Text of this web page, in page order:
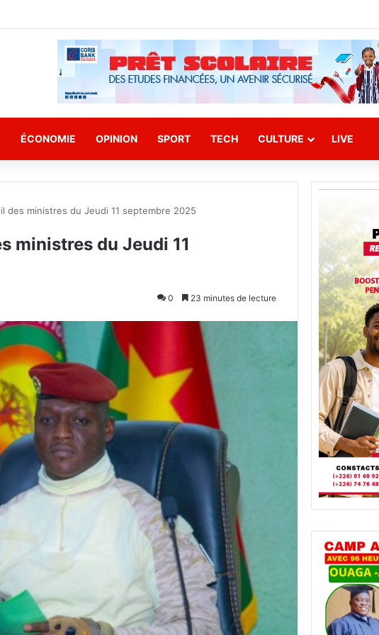
ÉCONOMIE OPINION SPORT TECH CULTURE LIVE
des ministres du Jeudi 11 septembre 2025
ministres du Jeudi 11
0 23 minutes de lecture